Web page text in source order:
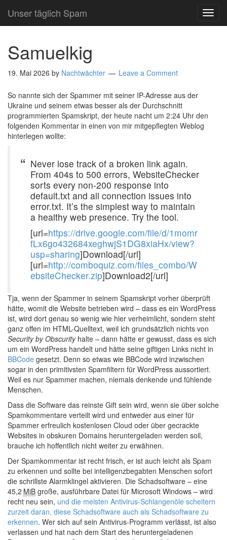
Unser täglich Spam
Samuelkig
19. Mai 2026 by Nachtwächter Leave a Comment
So nannte sich der Spammer mit seiner IP-Adresse aus der
Ukraine und seinem etwas besser als der Durchschnitt
programmierten Spamskript, der heute nacht um 2:24 Uhr den
folgenden Kommentar in einen von mir mitgepflegten Weblog
hinterlegen wollte:
Never lose track of a broken link again.
From 404s to 500 errors, WebsiteChecker
sorts every non-200 response into
default.txt and all connection issues into
error.txt. It’s the simplest way to maintain
a healthy web presence. Try the tool.
[url=https://drive.google.com/file/d/1momr
fLx6go432684xeghwjS1DG8xiaHx/view?
usp=sharing]Download[/url]
[url=http://comboquiz.com/files_combo/W
ebsiteChecker.zip]Download2[/url]
Tja, wenn der Spammer in seinem Spamskript vorher überprüft
hätte, womit die Website betrieben wird – dass es ein WordPress
ist, wird dort genau so wenig wie hier verheimlicht, sondern steht
ganz offen im HTML-Quelltext, weil ich grundsätzlich nichts von
Security by Obscurityhalte – dann hätte er gewusst, dass es sich
um ein WordPress handelt und hätte seine giftigen Links nicht in
BBCode gesetzt. Denn so etwas wie BBCode wird inzwischen
sogar in den primitivsten Spamfiltern für WordPress aussortiert.
Weil es nur Spammer machen, niemals denkende und fühlende
Menschen.
Dass die Software das reinste Gift sein wird, wenn sie über solche
Spamkommentare verteilt wird und entweder aus einer für
Spammer erfreulich kostenlosen Cloud oder über gecrackte
Websites in obskuren Domains heruntergeladen werden soll,
brauche ich hoffentlich nicht weiter zu erwähnen.
Der Spamkommentar ist recht frisch, er ist auch leicht als Spam
zu erkennen und sollte bei intelligenzbegabten Menschen sofort
die schrillste Alarmklingel aktivieren. Die Schadsoftware – eine
45,2 MiB große, ausführbare Datei für Microsoft Windows – wird
recht neu sein, und die meisten Antivirus-Schlangenöle scheitern
zurzeit daran, diese Schadsoftware auch als Schadsoftware zu
erkennen. Wer sich auf sein Antivirus-Programm verlässt, ist also
verlassen und hat nach dem Start des heruntergeladenen